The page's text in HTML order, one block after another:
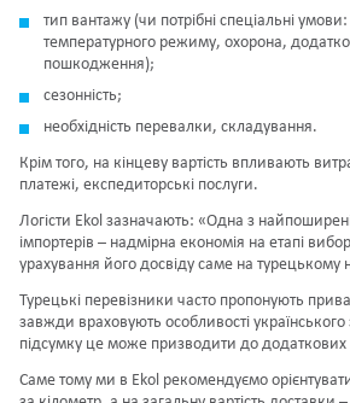
тип вантажу (чи потрібні спеціальні
температурного режиму, охорона,
пошкодження);
сезонність;
необхідність перевалки, складування.
Крім того, на кінцеву вартість впливають
платежі, експедиторські послуги.
Логісти Ekol зазначають: «Одна з
імпортерів – надмірна економія на етапі
урахування його досвіду саме на турецькому
Турецькі перевізники часто пропонують
завжди враховують особливості
підсумку це може призводити до додаткових
Саме тому ми в Ekol рекомендуємо